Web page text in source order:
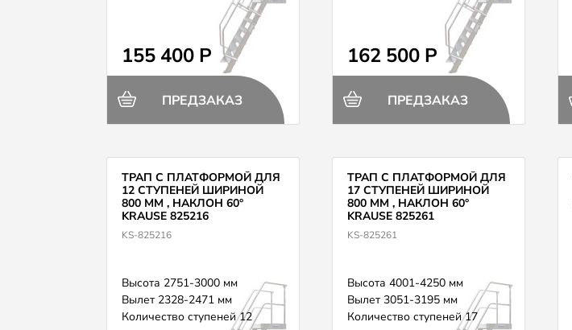
155 400 Р
ПРЕДЗАКАЗ
162 500 Р
ПРЕДЗАКАЗ
ТРАП С ПЛАТФОРМОЙ ДЛЯ
12 СТУПЕНЕЙ ШИРИНОЙ
800 ММ , НАКЛОН 60°
KRAUSE 825216
KS-825216
Высота 2751-3000 мм
Вылет 2328-2471 мм
Количество ступеней 12
ТРАП С ПЛАТФОРМОЙ ДЛЯ
17 СТУПЕНЕЙ ШИРИНОЙ
800 ММ , НАКЛОН 60°
KRAUSE 825261
KS-825261
Высота 4001-4250 мм
Вылет 3051-3195 мм
Количество ступеней 17